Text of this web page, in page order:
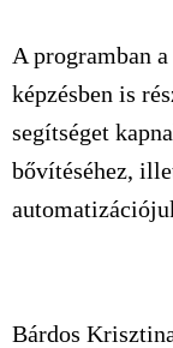
A programban
képzésben is
segítséget
bővítéséhez,
Bárdos